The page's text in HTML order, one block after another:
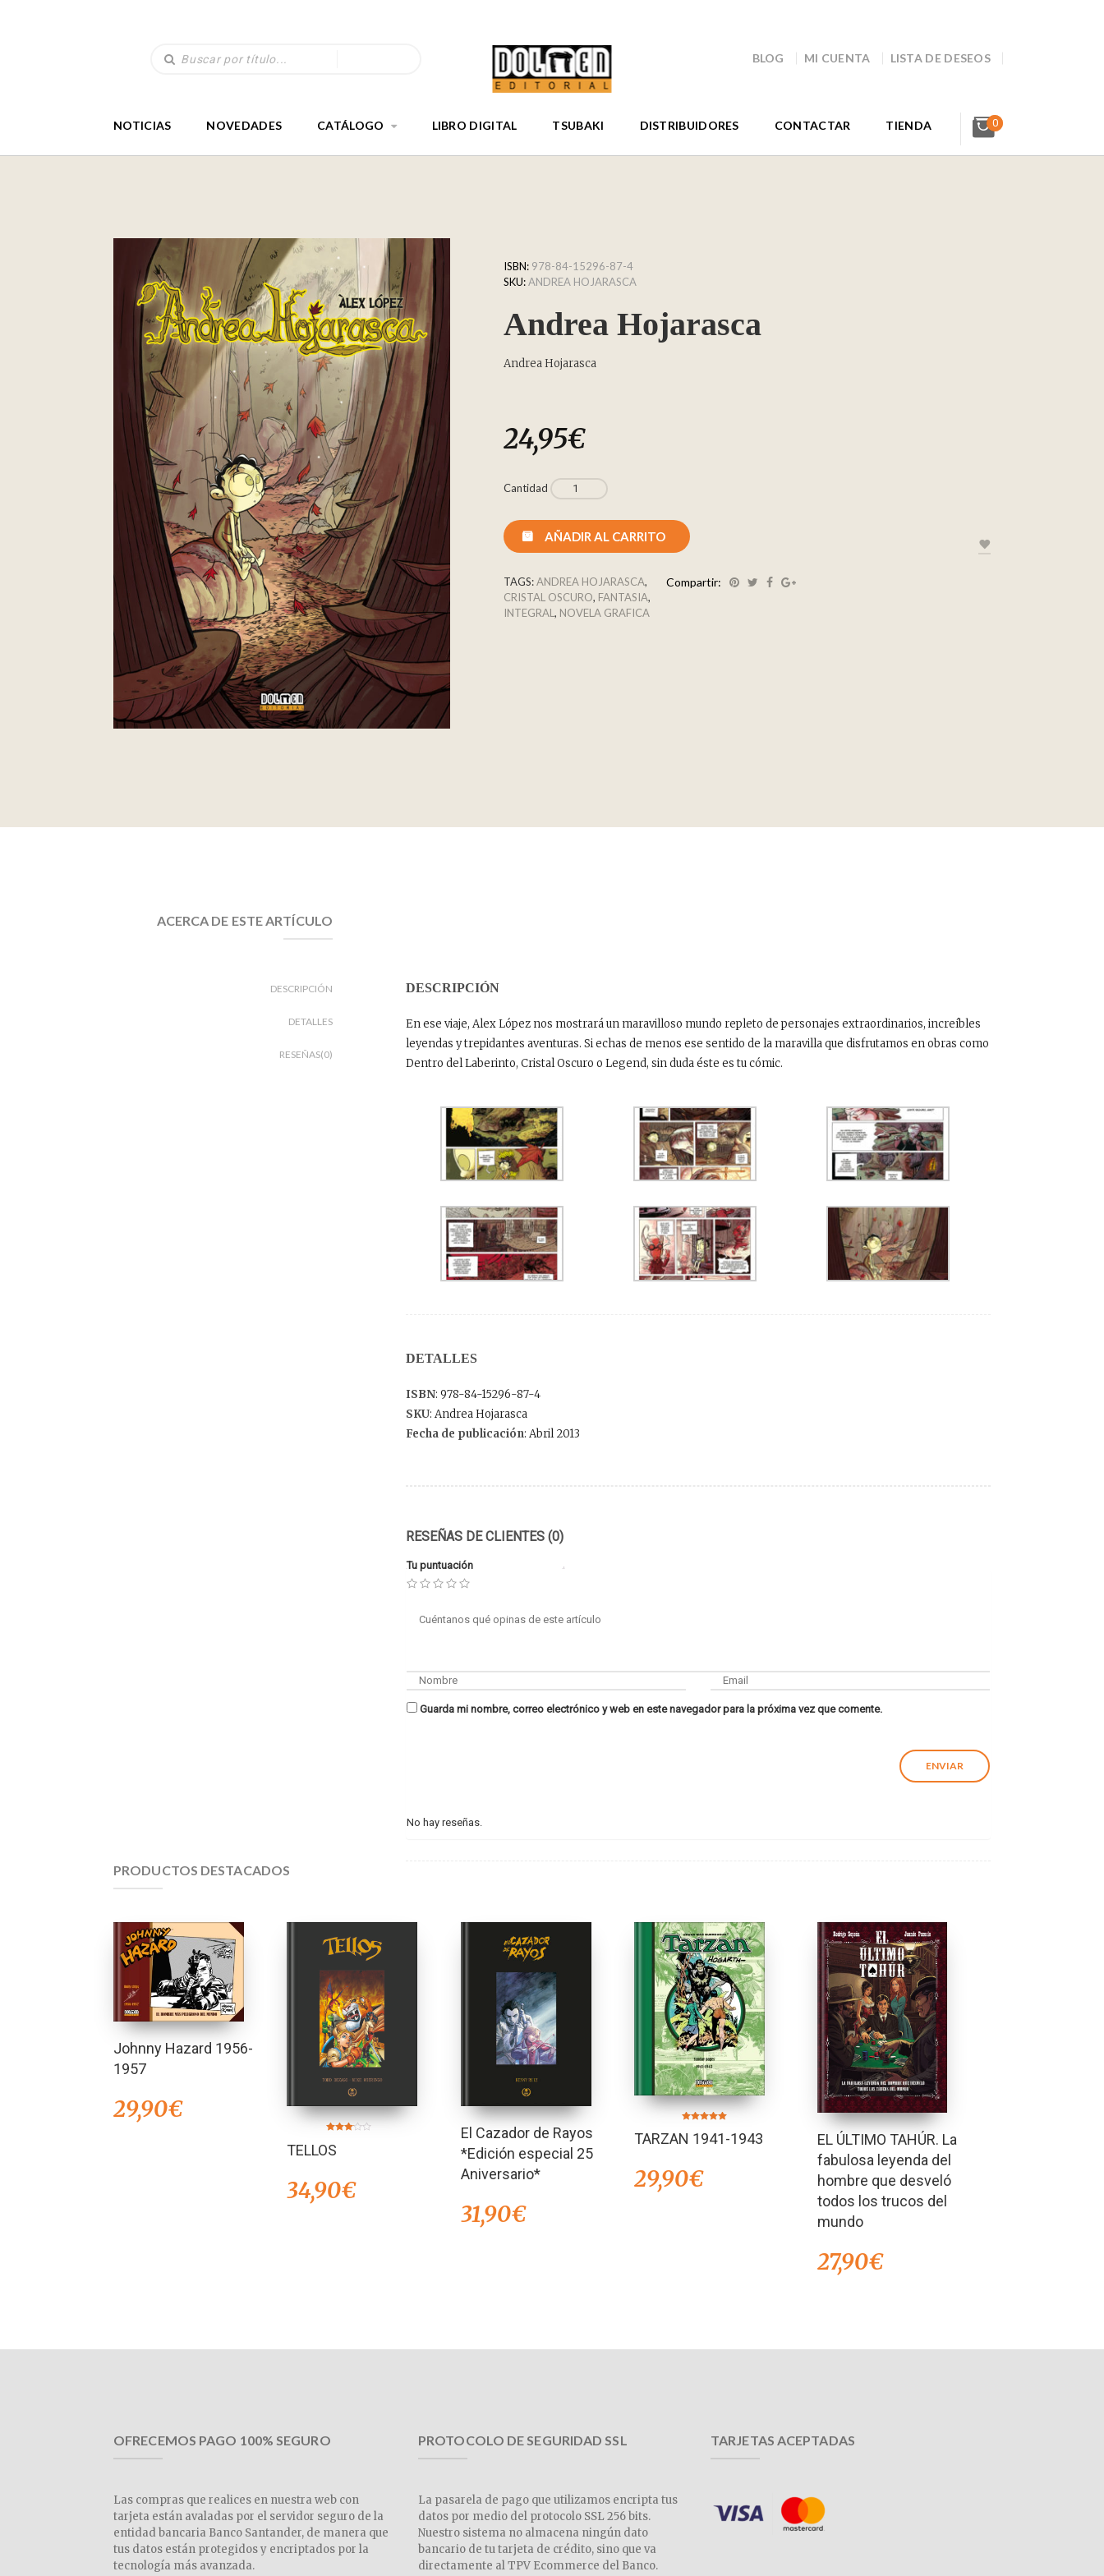
BLOG MI CUENTA LISTA DE DESEOS
NOTICIAS NOVEDADES CATÁLOGO LIBRO DIGITAL TSUBAKI DISTRIBUIDORES CONTACTAR TIENDA 0
ISBN: 978-84-15296-87-4
SKU:ANDREA HOJARASCA
Andrea Hojarasca
Andrea Hojarasca
24,95€
Cantidad
AÑADIR AL CARRITO
TAGS:ANDREA HOJARASCA,
CRISTAL OSCURO, FANTASIA,
INTEGRAL , NOVELA GRAFICA
Compartir:
ACERCA DE ESTE ARTÍCULO
DESCRIPCIÓN
DETALLES
RESEÑAS(0)
DESCRIPCIÓN
En ese viaje, Alex López nos mostrará un maravilloso mundo repleto de personajes extraordinarios, increíbles
leyendas y trepidantes aventuras. Si echas de menos ese sentido de la maravilla que disfrutamos en obras como
Dentro del Laberinto, Cristal Oscuro o Legend, sin duda éste es tu cómic.
DETALLES
ISBN: 978-84-15296-87-4
SKU: Andrea Hojarasca
Fecha de publicación: Abril 2013
RESEÑAS DE CLIENTES (0)
Tu puntuación
Guarda mi nombre, correo electrónico y web en este navegador para la próxima vez que comente.
No hay reseñas.
PRODUCTOS DESTACADOS
Johnny Hazard 1956-
1957
29,90€
en
3.00
TELLOS
34,90€
El Cazador de Rayos
*Edición especial 25
Aniversario*
31,90€
5.00
de 5
TARZAN 1941-1943
29,90€
EL ÚLTIMO TAHÚR. La
fabulosa leyenda del
hombre que desveló
todos los trucos del
mundo
27,90€
OFRECEMOS PAGO 100% SEGURO
Las compras que realices en nuestra web con
tarjeta están avaladas por el servidor seguro de la
entidad bancaria Banco Santander, de manera que
tus datos están protegidos y encriptados por la
tecnología más avanzada.
PROTOCOLO DE SEGURIDAD SSL
La pasarela de pago que utilizamos encripta tus
datos por medio del protocolo SSL 256 bits.
Nuestro sistema no almacena ningún dato
bancario de tu tarjeta de crédito, sino que va
directamente al TPV Ecommerce del Banco.
TARJETAS ACEPTADAS